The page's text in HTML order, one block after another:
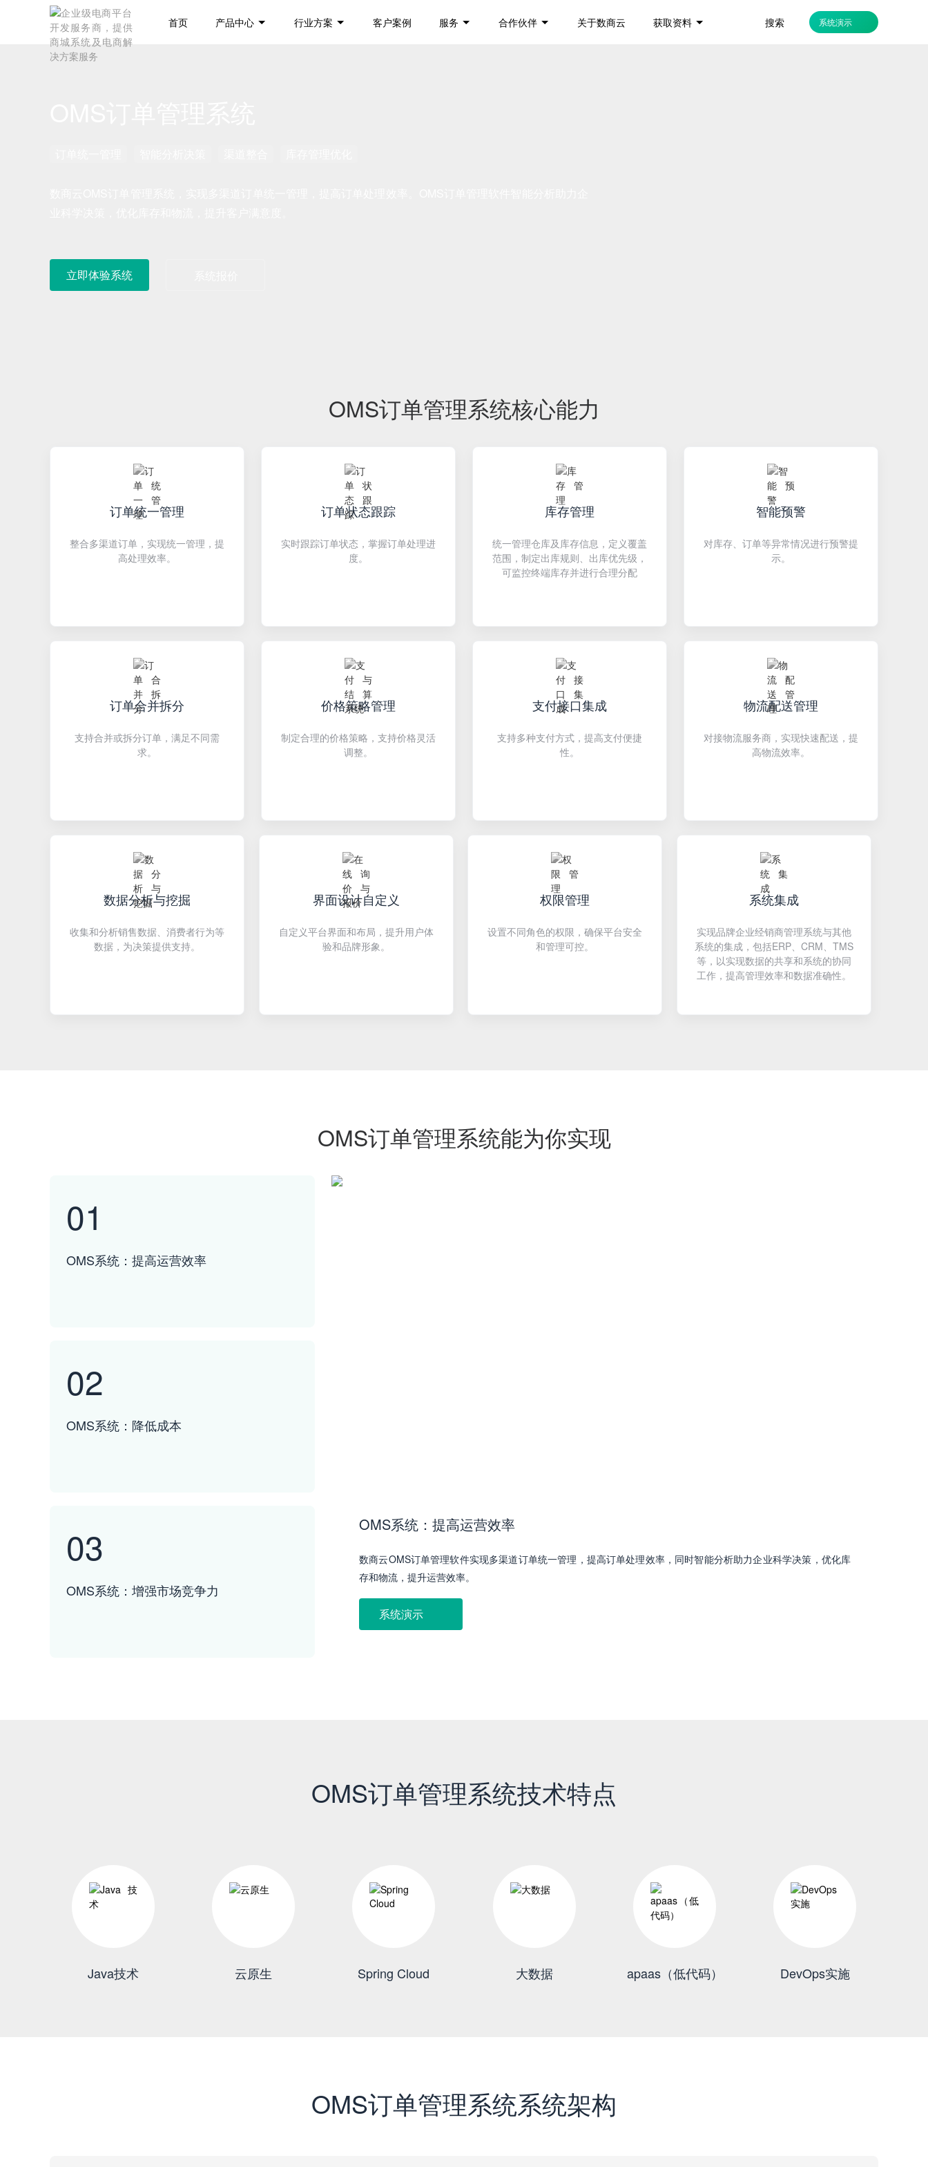
首页 产品中心 行业方案 客户案例 服务 合作伙伴 关于数商云 获取资料 搜索 系统演示
立即体验系统
OMS订单管理系统核心能力
订单统一管理
整合多渠道订单，实现统一管理，提
高处理效率。
订单状态跟踪
实时跟踪订单状态，掌握订单处理进
度。
库存管理
统一管理仓库及库存信息，定义覆盖
范围，制定出库规则、出库优先级，
可监控终端库存并进行合理分配
智能预警
对库存、订单等异常情况进行预警提
示。
订单合并拆分
支持合并或拆分订单，满足不同需
求。
价格策略管理
制定合理的价格策略，支持价格灵活
调整。
支付接口集成
支持多种支付方式，提高支付便捷
性。
物流配送管理
对接物流服务商，实现快速配送，提
高物流效率。
数据分析与挖掘
收集和分析销售数据、消费者行为等
数据，为决策提供支持。
界面设计自定义
自定义平台界面和布局，提升用户体
验和品牌形象。
权限管理
设置不同角色的权限，确保平台安全
和管理可控。
系统集成
实现品牌企业经销商管理系统与其他
系统的集成，包括ERP、CRM、TMS
等，以实现数据的共享和系统的协同
工作，提高管理效率和数据准确性。
OMS订单管理系统能为你实现
01
OMS系统：提高运营效率
02
OMS系统：降低成本
03
OMS系统：增强市场竞争力
OMS系统：提高运营效率
数商云OMS订单管理软件实现多渠道订单统一管理，提高订单处理效率，同时智能分析助力企业科学决策，优化库
存和物流，提升运营效率。
系统演示
OMS订单管理系统技术特点
Java技术 云原生 Spring Cloud 大数据 apaas（低代码） DevOps实施
OMS订单管理系统系统架构